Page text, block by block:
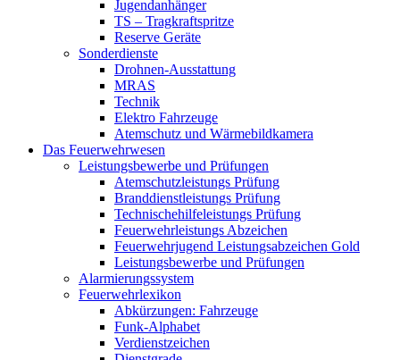
Jugendanhänger
TS – Tragkraftspritze
Reserve Geräte
Sonderdienste
Drohnen-Ausstattung
MRAS
Technik
Elektro Fahrzeuge
Atemschutz und Wärmebildkamera
Das Feuerwehrwesen
Leistungsbewerbe und Prüfungen
Atemschutzleistungs Prüfung
Branddienstleistungs Prüfung
Technischehilfeleistungs Prüfung
Feuerwehrleistungs Abzeichen
Feuerwehrjugend Leistungsabzeichen Gold
Leistungsbewerbe und Prüfungen
Alarmierungssystem
Feuerwehrlexikon
Abkürzungen: Fahrzeuge
Funk-Alphabet
Verdienstzeichen